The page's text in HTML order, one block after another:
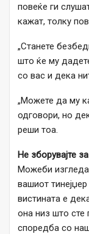
повеќе ги
кажат, толку
„Станете
што ќе му
со вас и дека
„Можете да му
одговори, но
реши тоа.
Не зборувајте
Можеби изгледа
вашиот
вистината е
она низ што сте
споредба со